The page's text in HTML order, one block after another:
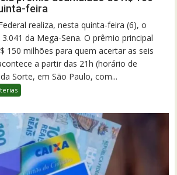
feira
realiza, nesta quinta-feira (6), o
da Mega-Sena. O prêmio principal
150 milhões para quem acertar as seis
a partir das 21h (horário de
Sorte, em São Paulo, com...